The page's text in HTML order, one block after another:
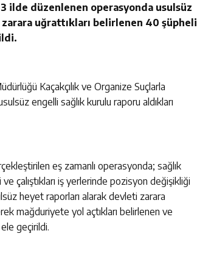
ilde düzenlenen operasyonda usulsüz
uğrattıkları belirlenen 40 şüpheli
Kaçakçılık ve Organize Suçlarla
engelli sağlık kurulu raporu aldıkları
eş zamanlı operasyonda; sağlık
çalıştıkları iş yerlerinde pozisyon değişikliği
heyet raporları alarak devleti zarara
mağduriyete yol açtıkları belirlenen ve
geçirildi.